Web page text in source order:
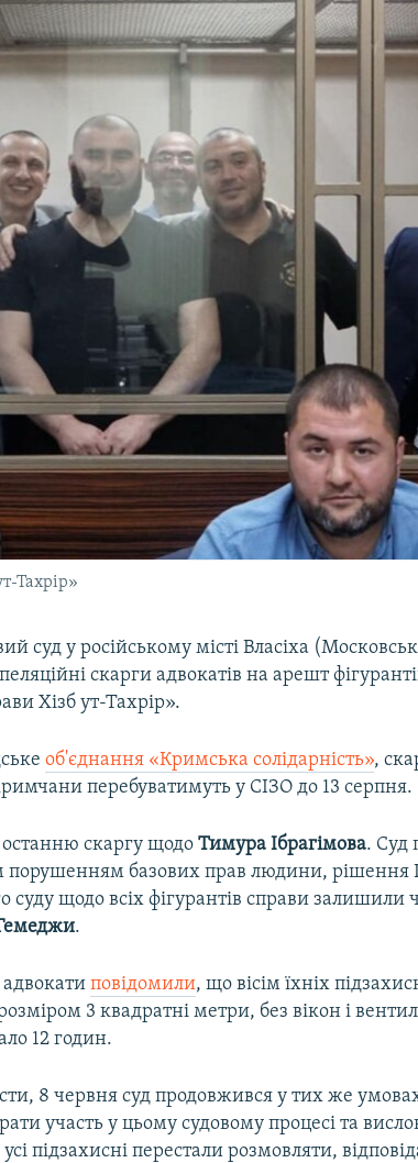
Тахрір»
суд у російському місті Власіха
скарги адвокатів на арешт
Хізб ут-Тахрір».
об'єднання «Кримська солідарність»,
перебуватимуть у СІЗО до 13 серпня.
останню скаргу щодоТимура Ібрагімова. Суд
порушенням базових прав людини, рішення
суду щодо всіх фігурантів справи
.
адвокатиповідомили, що вісім їхніх
3 квадратні метри, без вікон і
12 годин.
8 червня суд продовжився у тих же
участь у цьому судовому процесі та
підзахисні перестали розмовляти,